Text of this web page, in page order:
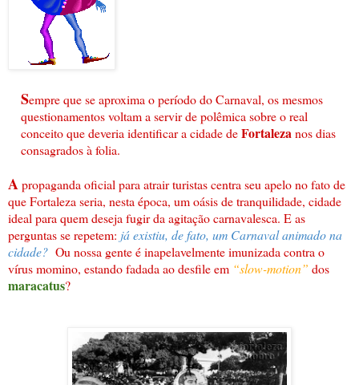
Sempre que se aproxima o período do Carnaval, os mesmos
questionamentos voltam a servir de polêmica sobre o real
conceito que deveria identificar a cidade deFortaleza nos dias
consagrados à folia.
Apropaganda oficial para atrair turistas centra seu apelo no fato de
que Fortaleza seria, nesta época, um oásis de tranquilidade, cidade
ideal para quem deseja fugir da agitação carnavalesca. E as
perguntas se repetem: já existiu, de fato, um Carnaval animado na
cidade? Ou nossa gente é inapelavelmente imunizada contra o
vírus momino, estando fadada ao desfile em “slow-motion” dos
maracatus?